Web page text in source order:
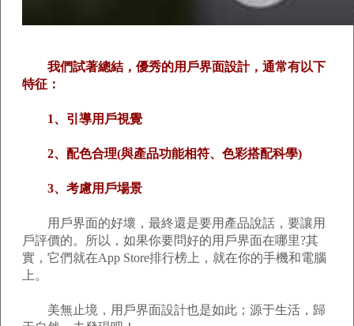
我們試著總結，優秀的用戶界面設計，通常有以下
特征：
1、引導用戶視覺
2、配色合理(與產品功能相符、色彩搭配科學)
3、考慮用戶場景
用戶界面的好壞，最終還是要用產品說話，要讓用
戶評價的。所以，如果你要問好的用戶界面在哪里?其
實，它們就在App Store排行榜上，就在你的手機和電腦
上。
美無止境，用戶界面設計也是如此；源于生活，歸